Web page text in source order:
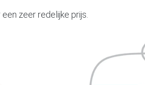
zeer redelijke prijs.